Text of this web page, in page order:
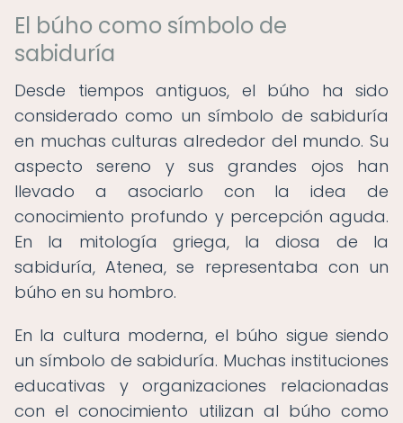
El búho como símbolo de
sabiduría
Desde tiempos antiguos, el búho ha sido
considerado como un símbolo de sabiduría
en muchas culturas alrededor del mundo. Su
aspecto sereno y sus grandes ojos han
llevado a asociarlo con la idea de
conocimiento profundo y percepción aguda.
En la mitología griega, la diosa de la
sabiduría, Atenea, se representaba con un
búho en su hombro.
En la cultura moderna, el búho sigue siendo
un símbolo de sabiduría. Muchas instituciones
educativas y organizaciones relacionadas
con el conocimiento utilizan al búho como